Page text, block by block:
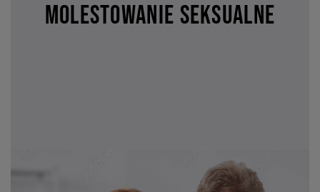
Molestowanie seksualne